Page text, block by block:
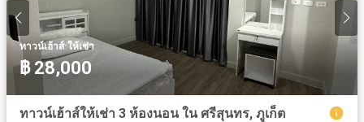
ทาวน์เฮ้าส์·ให้เช่า
฿ 28,000
ทาวน์เฮ้าส์ให้เช่า 3 ห้องนอน ใน ศรีสุนทร, ภูเก็ต